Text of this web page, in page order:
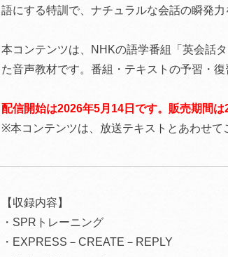
語にする特訓で、ナチュラルな会話の瞬発力
本コンテンツは、NHKの語学番組「英会話
た音声教材です。番組・テキストの予習・復
配信開始は2026年5月14日です。販売期間は
※本コンテンツは、放送テキストとあわせて
【収録内容】
・SPRトレーニング
・EXPRESS－CREATE－REPLY